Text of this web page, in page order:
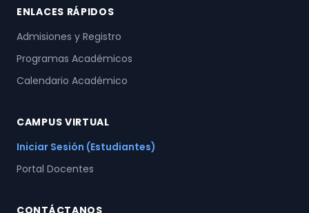
ENLACES RÁPIDOS
Admisiones y Registro
Programas Académicos
Calendario Académico
CAMPUS VIRTUAL
Iniciar Sesión (Estudiantes)
Portal Docentes
CONTÁCTANOS